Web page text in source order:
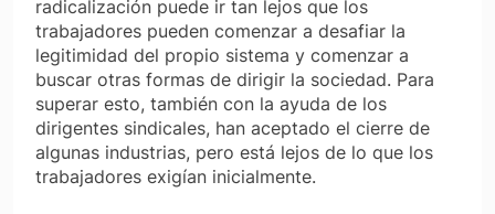
radicalización puede ir tan lejos que los
trabajadores pueden comenzar a desafiar la
legitimidad del propio sistema y comenzar a
buscar otras formas de dirigir la sociedad. Para
superar esto, también con la ayuda de los
dirigentes sindicales, han aceptado el cierre de
algunas industrias, pero está lejos de lo que los
trabajadores exigían inicialmente.